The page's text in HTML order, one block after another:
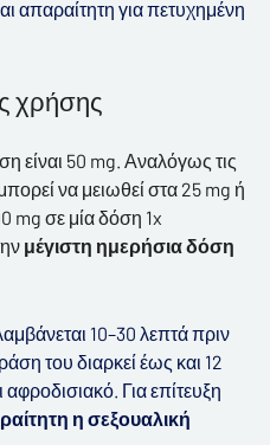
απαραίτητη γιαπετυχημένη
χρήσης
είναι 50 mg. Αναλόγως τις
να μειωθεί στα 25 mg ή
mg σε μία δόση 1x
μέγιστη ημερήσια δόση
10–30 λεπτάπριν
του διαρκείέως και 12
αφροδισιακό. Γιαεπίτευξη
η σεξουαλική